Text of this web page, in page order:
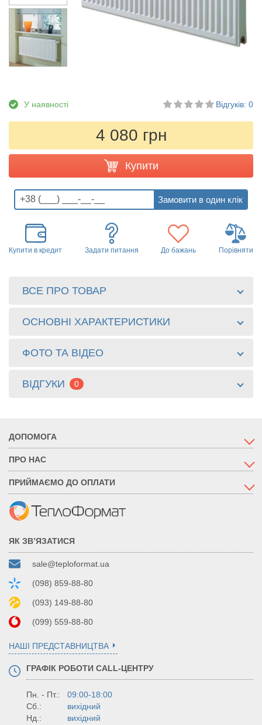
У наявності Відгуків: 0
4 080 грн
Купити
Купити в кредит Задати питання До бажань Порівняти
ВСЕ ПРО ТОВАР
ОСНОВНІ ХАРАКТЕРИСТИКИ
ФОТО ТА ВІДЕО
ВІДГУКИ 0
ДОПОМОГА
ПРО НАС
ПРИЙМАЄМО ДО ОПЛАТИ
ЯК ЗВ’ЯЗАТИСЯ
sale@teploformat.ua
(098) 859-88-80
(093) 149-88-80
(099) 559-88-80
НАШІ ПРЕДСТАВНИЦТВА
ГРАФІК РОБОТИ CALL-ЦЕНТРУ
Пн. - Пт.:
09:00-18:00
Сб.:
вихідний
Нд.:
вихідний